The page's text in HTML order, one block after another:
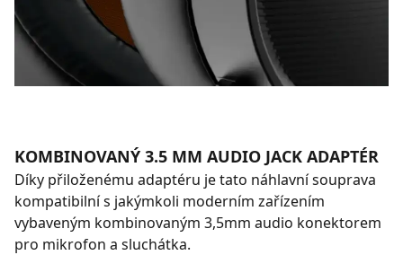
KOMBINOVANÝ 3.5 MM AUDIO JACK ADAPTÉR
Díky přiloženému adaptéru je tato náhlavní souprava
kompatibilní s jakýmkoli moderním zařízením
vybaveným kombinovaným 3,5mm audio konektorem
pro mikrofon a sluchátka.